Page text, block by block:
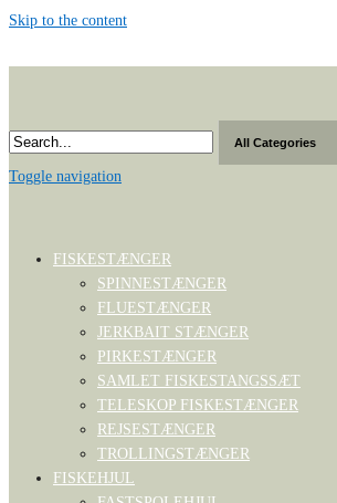
Skip to the content
Toggle navigation
FISKESTÆNGER
SPINNESTÆNGER
FLUESTÆNGER
JERKBAIT STÆNGER
PIRKESTÆNGER
SAMLET FISKESTANGSSÆT
TELESKOP FISKESTÆNGER
REJSESTÆNGER
TROLLINGSTÆNGER
FISKEHJUL